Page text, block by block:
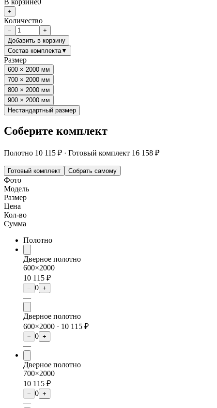
+
Количество
−
+
Добавить в корзину
Состав комплекта▼
Размер
600 × 2000 мм
700 × 2000 мм
800 × 2000 мм
900 × 2000 мм
Нестандартный размер
Соберите комплект
Полотно 10 115 ₽ · Готовый комплект 16 158 ₽
Готовый комплект Собрать самому
Фото
Модель
Размер
Цена
Кол-во
Сумма
Полотно
Дверное полотно
600×2000
10 115 ₽
− 0 +
—
Дверное полотно
600×2000 · 10 115 ₽
− 0 +
—
Дверное полотно
700×2000
10 115 ₽
− 0 +
—